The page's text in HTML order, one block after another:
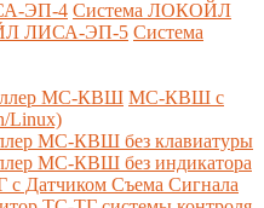
ЭП-4 Система ЛОКОЙЛ
ЛИСА-ЭП-5 Система
МС-КВШ МС-КВШ с
Linux)
МС-КВШ без клавиатуры
МС-КВШ без индикатора
с Датчиком Съема Сигнала